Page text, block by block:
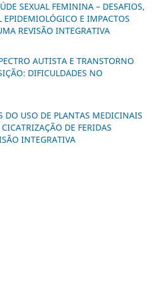
SEXUAL FEMININA – DESAFIOS,
EPIDEMIOLÓGICO E IMPACTOS
REVISÃO INTEGRATIVA
AUTISTA E TRANSTORNO
DIFICULDADES NO
DO USO DE PLANTAS MEDICINAIS
DE FERIDAS
INTEGRATIVA